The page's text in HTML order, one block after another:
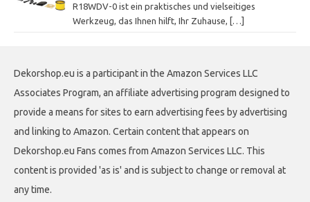
R18WDV-0 ist ein praktisches und vielseitiges
Werkzeug, das Ihnen hilft, Ihr Zuhause,
[…]
Dekorshop.eu is a participant in the Amazon Services LLC
Associates Program, an affiliate advertising program designed to
provide a means for sites to earn advertising fees by advertising
and linking to Amazon. Certain content that appears on
Dekorshop.eu Fans comes from Amazon Services LLC. This
content is provided 'as is' and is subject to change or removal at
any time.